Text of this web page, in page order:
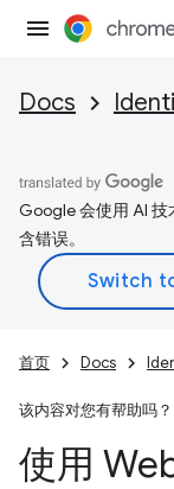
Docs
Google 会使用 AI
含错误。
首页 Docs
该内容对您有帮助吗？
使用